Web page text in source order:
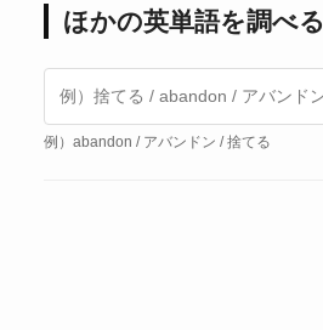
ほかの英単語を調べる
例）abandon / アバンドン / 捨てる